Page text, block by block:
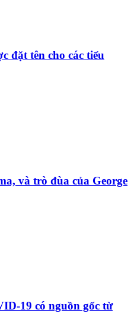
đặt tên cho các tiểu
và trò đùa của George
19 có nguồn gốc từ